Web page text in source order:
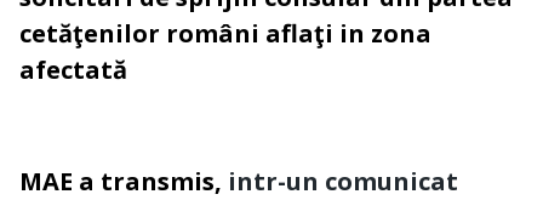
cetăţenilor români aflaţi in zona
afectată
MAE a transmis, intr-un comunicat